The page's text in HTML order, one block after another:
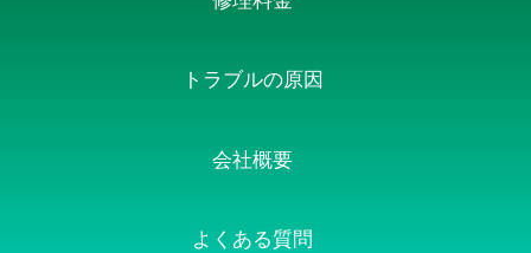
トラブルの原因
会社概要
よくある質問